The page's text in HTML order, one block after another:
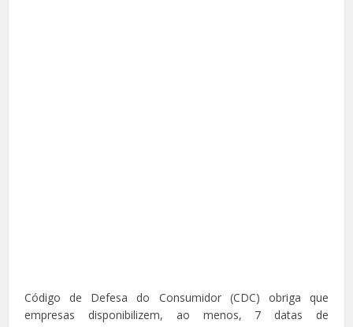
Código de Defesa do Consumidor (CDC) obriga que
empresas disponibilizem, ao menos, 7 datas de